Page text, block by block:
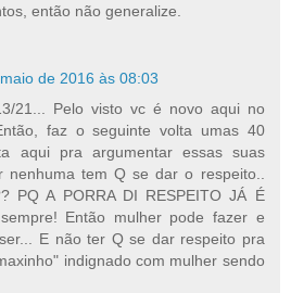
então não generalize.
de 2016 às 08:03
21... Pelo visto vc é novo aqui no
faz o seguinte volta umas 40
aqui pra argumentar essas suas
nenhuma tem Q se dar o respeito..
PQ A PORRA DI RESPEITO JÁ É
Então mulher pode fazer e
E não ter Q se dar respeito pra
indignado com mulher sendo